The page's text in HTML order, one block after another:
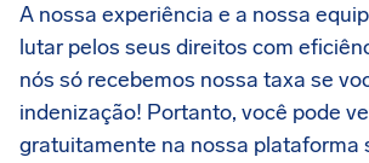
A nossa experiência e a nossa
lutar pelos seus direitos com
nós só recebemos nossa taxa se
indenização! Portanto, você pode
gratuitamente na nossa plataforma